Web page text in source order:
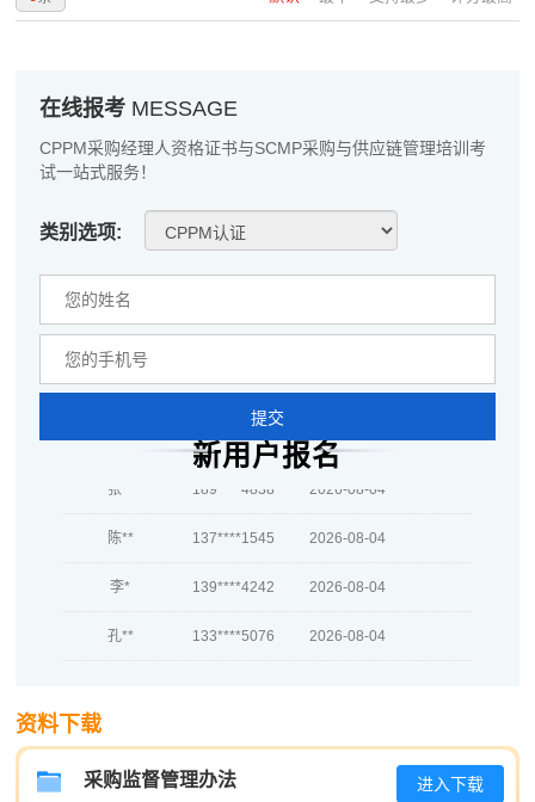
在线报考 MESSAGE
CPPM采购经理人资格证书与SCMP采购与供应链管理培训考
试一站式服务！
类别选项:
提交
新用户报名
周** 133****5314 2026-08-03
刘**
程** 133****3984 2026-08-06
陈* 186****7980 2026-08-05
李** 181****1873 2026-08-05
181****6421
陈**
李*
孔**
蒋* 181****9909
资料下载
采购监督管理办法 进入下载